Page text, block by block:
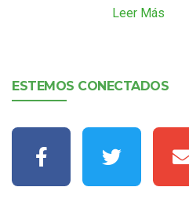
Leer Más
ESTEMOS CONECTADOS